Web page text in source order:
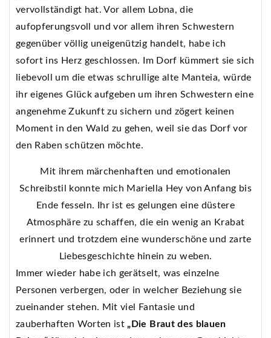
vervollständigt hat. Vor allem Lobna, die
aufopferungsvoll und vor allem ihren Schwestern
gegenüber völlig uneigenützig handelt, habe ich
sofort ins Herz geschlossen. Im Dorf kümmert sie sich
liebevoll um die etwas schrullige alte Manteia, würde
ihr eigenes Glück aufgeben um ihren Schwestern eine
angenehme Zukunft zu sichern und zögert keinen
Moment in den Wald zu gehen, weil sie das Dorf vor
den Raben schützen möchte.
Mit ihrem märchenhaften und emotionalen
Schreibstil konnte mich Mariella Hey von Anfang bis
Ende fesseln. Ihr ist es gelungen eine düstere
Atmosphäre zu schaffen, die ein wenig an Krabat
erinnert und trotzdem eine wunderschöne und zarte
Liebesgeschichte hinein zu weben.
Immer wieder habe ich gerätselt, was einzelne
Personen verbergen, oder in welcher Beziehung sie
zueinander stehen. Mit viel Fantasie und
zauberhaften Worten ist„Die Braut des blauen